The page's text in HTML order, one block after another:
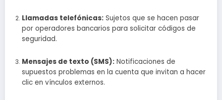
Llamadas telefónicas:Sujetos que se hacen pasar
por operadores bancarios para solicitar códigos de
seguridad.
Mensajes de texto (SMS):Notificaciones de
supuestos problemas en la cuenta que invitan a hacer
clic en vínculos externos.